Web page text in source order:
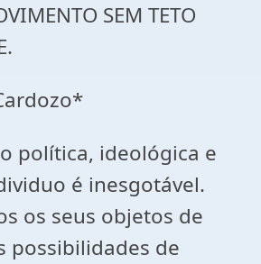
SEM TETO
política, ideológica e
é inesgotável.
os seus objetos de
possibilidades de